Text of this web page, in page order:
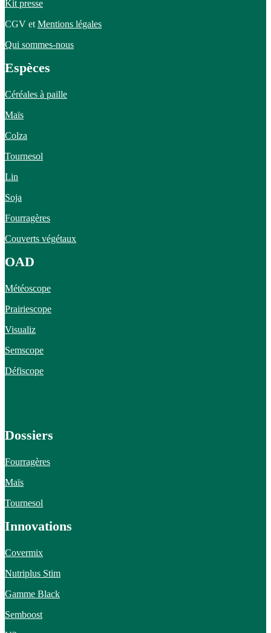
Kit presse
CGV et Mentions légales
Qui sommes-nous
Espèces
Céréales à paille
Maïs
Colza
Tournesol
Lin
Soja
Fourragères
Couverts végétaux
OAD
Météoscope
Prairiescope
Visualiz
Semscope
Défiscope
Dossiers
Fourragères
Maïs
Tournesol
Innovations
Covermix
Nutriplus Stim
Gamme Black
Semboost